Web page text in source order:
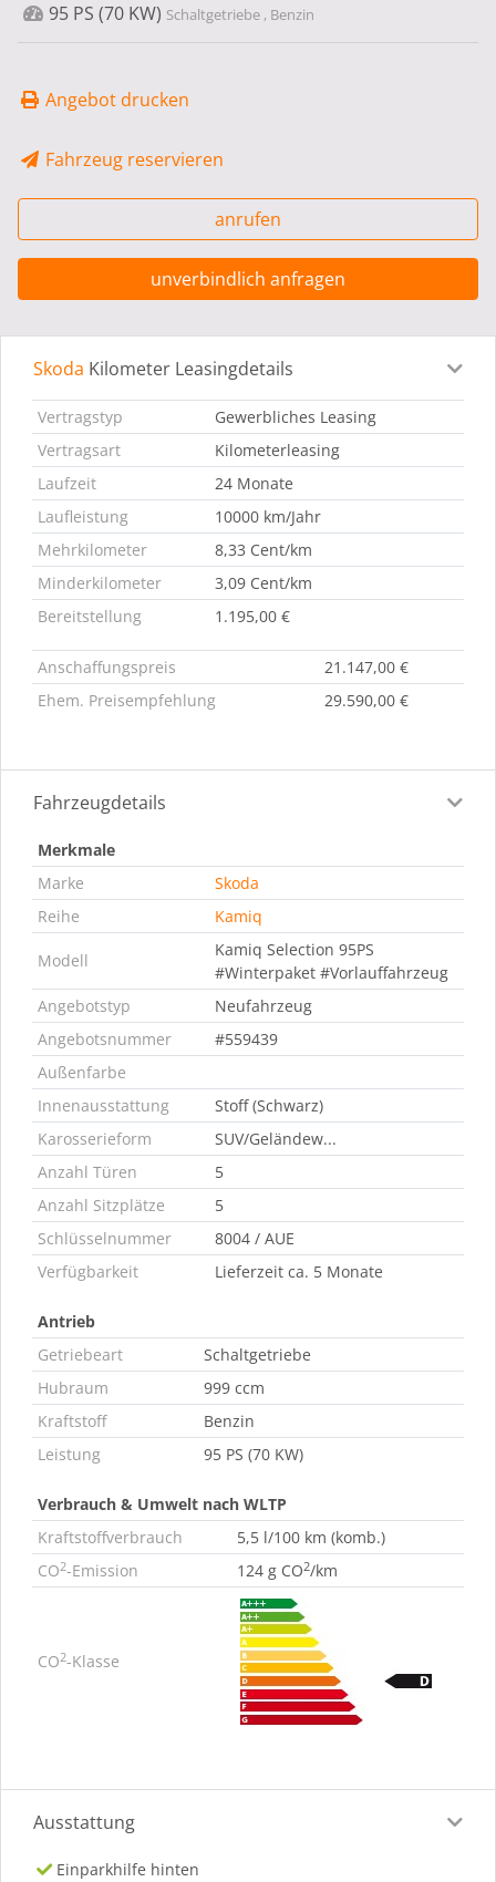
95 PS (70 KW) Schaltgetriebe , Benzin
Angebot drucken
Fahrzeug reservieren
anrufen
unverbindlich anfragen
Leasingdetails Fahrzeugdetails
Skoda Kilometer Leasingdetails
Vertragstyp
Gewerbliches Leasing
Vertragsart
Kilometerleasing
Laufzeit
24 Monate
Laufleistung
10000 km/Jahr
Mehrkilometer
8,33 Cent/km
Minderkilometer
3,09 Cent/km
Bereitstellung
1.195,00 €
Anschaffungspreis
21.147,00 €
Ehem. Preisempfehlung
29.590,00 €
Fahrzeugdetails
Merkmale
Marke
Skoda
Reihe
Kamiq
Modell
Kamiq Selection 95PS
#Winterpaket #Vorlauffahrzeug
Angebotstyp
Neufahrzeug
Angebotsnummer
#559439
Außenfarbe
Innenausstattung
Stoff (Schwarz)
Karosserieform
SUV/Geländew...
Anzahl Türen
5
Anzahl Sitzplätze
5
Schlüsselnummer
8004 / AUE
Verfügbarkeit
Lieferzeit ca. 5 Monate
Antrieb
Getriebeart
Schaltgetriebe
Hubraum
999 ccm
Kraftstoff
Benzin
Leistung
95 PS (70 KW)
Verbrauch & Umwelt nach WLTP
Kraftstoffverbrauch
5,5 l/100 km (komb.)
CO2-Emission 124 g CO2/km
CO2-Klasse
Ausstattung
Einparkhilfe hinten